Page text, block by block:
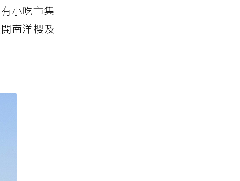
小吃市集
南洋櫻及